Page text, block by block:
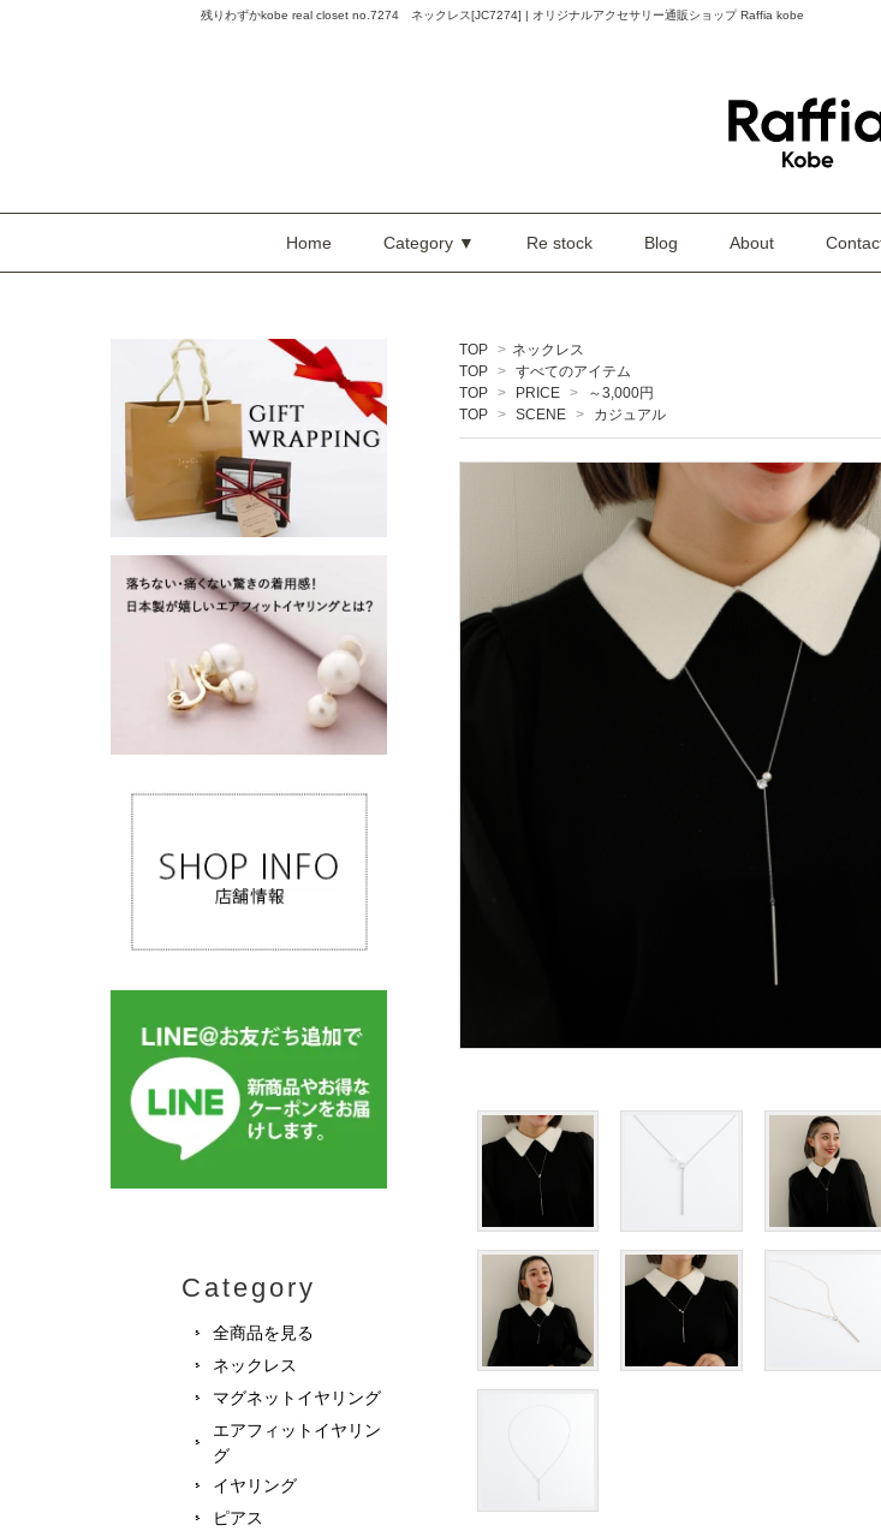
残りわずかkobe real closet no.7274 ネックレス[JC7274] | オリジナルアクセサリー通販ショップ Raffia kobe
Home Category ▼ Re stock Blog About
TOP > ネックレス
TOP > すべてのアイテム
TOP > PRICE >
～3,000円
TOP > SCENE > カジュアル
Category
全商品を見る
ネックレス
マグネットイヤリング
エアフィットイヤリン
グ
イヤリング
ピアス